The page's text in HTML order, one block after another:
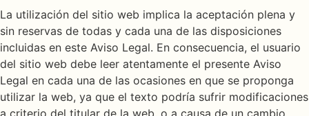
La utilización del sitio web implica la aceptación plena y
sin reservas de todas y cada una de las disposiciones
incluidas en este Aviso Legal. En consecuencia, el usuario
del sitio web debe leer atentamente el presente Aviso
Legal en cada una de las ocasiones en que se proponga
utilizar la web, ya que el texto podría sufrir modificaciones